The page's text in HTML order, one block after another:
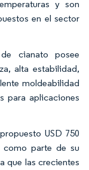
y son
en el sector
cianato posee
alta estabilidad,
moldeabilidad
para aplicaciones
USD 750
como parte de su
que las crecientes